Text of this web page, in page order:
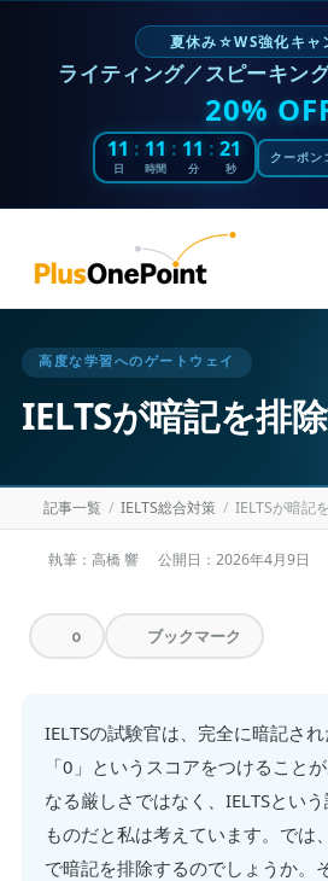
夏休み☆WS強化キャ
ライティング／スピーキン
20%
11
日
: 11
時間
: 11
分
: 20
秒
クーポン
高度な学習へのゲートウェイ
IELTSが暗記を排
記事一覧 IELTS総合対策 IELTSが暗記
執筆：高橋 響 公開日： 2026年4月9日
0 ブックマーク
IELTSの試験官は、完全に暗記さ
「0」というスコアをつけること
なる厳しさではなく、IELTSとい
ものだと私は考えています。では
で暗記を排除するのでしょうか。